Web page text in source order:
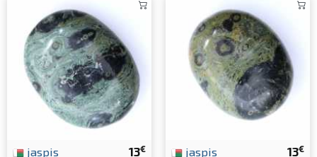
13€
jaspis 13€
jaspis